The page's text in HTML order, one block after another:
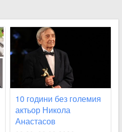
10 години без големия
актьор Никола
Анастасов